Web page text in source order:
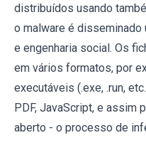
distribuídos usando
o malware é
e engenharia social. Os
em vários formatos, por
executáveis (.exe, .run,
PDF, JavaScript, e assim
aberto - o processo de